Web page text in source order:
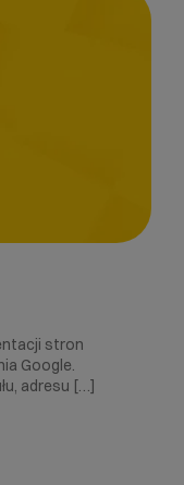
stron
Google.
adresu […]